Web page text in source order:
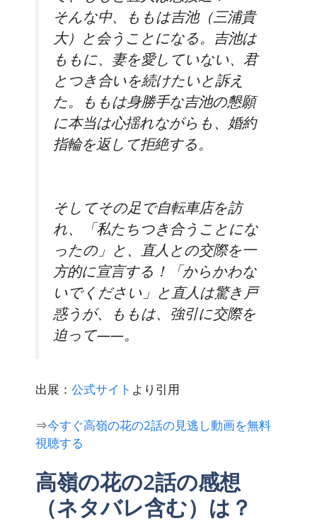
そんな中、ももは吉池（三浦貴
大）と会うことになる。吉池は
ももに、妻を愛していない、君
とつき合いを続けたいと訴え
た。ももは身勝手な吉池の懇願
に本当は心揺れながらも、婚約
指輪を返して拒絶する。
そしてその足で自転車店を訪
れ、「私たちつき合うことにな
ったの」と、直人との交際を一
方的に宣言する！「からかわな
いでください」と直人は驚き戸
惑うが、ももは、強引に交際を
迫って――。
出展： 公式サイト より引用
⇒今すぐ高嶺の花の2話の見逃し動画を無料
視聴する
高嶺の花の2話の感想
（ネタバレ含む）は？